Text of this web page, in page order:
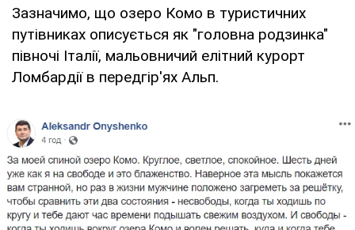
Зазначимо, що озеро Комо в туристичних
путівниках описується як "головна родзинка"
півночі Італії, мальовничий елітний курорт
Ломбардії в передгір'ях Альп.